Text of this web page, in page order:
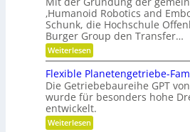
n
c
h
e
s
e
e
r
a
t
i
o
n
n
f
ü
r
R
o
b
o
t
e
r
g
r
r
i
s
t
e
n
,
e
i
n
e
V
e
‚Humanoid Robotics and
Schunk, die Hochschule
Burger Group den Transfer…
Weiterlesen:
G
e
m
e
i
n
n
ü
Flexible Planetengetriebe-
Die Getriebebaureihe GPT
wurde für besonders hohe
entwickelt.
Weiterlesen: